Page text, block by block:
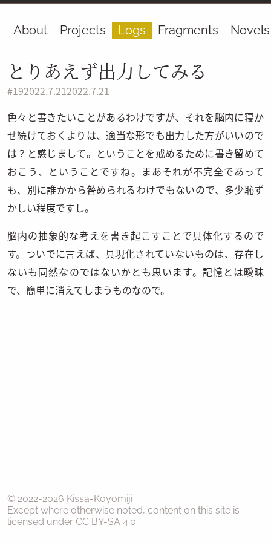
About Projects Logs Fragments Novels
とりあえず出力してみる
#192022.7.212022.7.21
色々と書きたいことがあるわけですが、それを脳内に寝か
せ続けておくよりは、適当な形でも出力した方がいいので
は？と感じまして。ということを戒めるために書き留めて
おこう、ということですね。まあそれが不完全であって
も、別に誰かから咎められるわけでもないので、多少恥ず
かしい程度ですし。
脳内の抽象的な考えを書き起こすことで具体化するので
す。ついでに言えば、具現化されていないものは、存在し
ないも同然なのではないかとも思います。記憶とは曖昧
で、簡単に消えてしまうものなので。
© 2022-2026 Kissa-Koyomiji
Except where otherwise noted, content on this site is
licensed under CC BY-SA 4.0.